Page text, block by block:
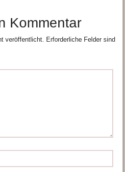
Kommentar
veröffentlicht. Erforderliche Felder sind